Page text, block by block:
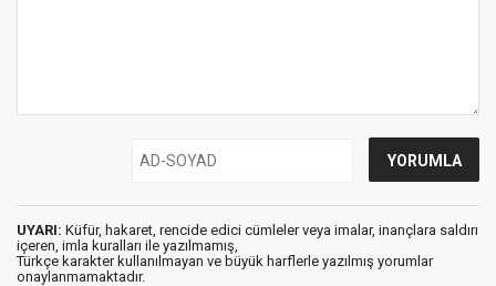
UYARI: Küfür, hakaret, rencide edici cümleler veya imalar, inançlara saldırı
içeren, imla kuralları ile yazılmamış,
Türkçe karakter kullanılmayan ve büyük harflerle yazılmış yorumlar
onaylanmamaktadır.